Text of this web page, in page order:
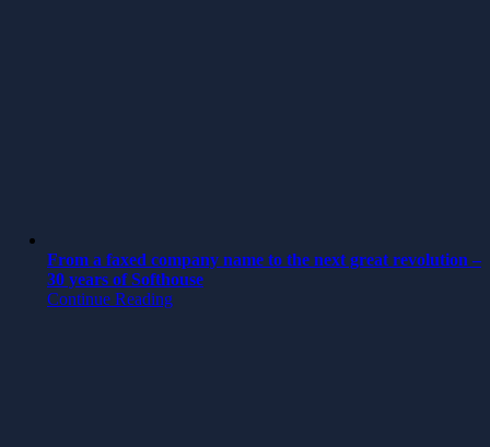
From a faxed company name to the next great revolution –
30 years of Softhouse
Continue Reading